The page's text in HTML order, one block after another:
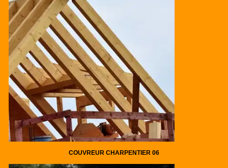
COUVREUR CHARPENTIER 06